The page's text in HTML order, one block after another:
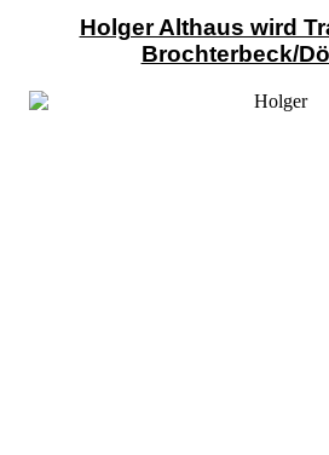
Holger Althaus wird
Brochterbeck/